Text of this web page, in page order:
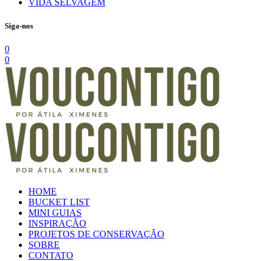
VIDA SELVAGEM
Siga-nos
0
0
HOME
BUCKET LIST
MINI GUIAS
INSPIRAÇÃO
PROJETOS DE CONSERVAÇÃO
SOBRE
CONTATO